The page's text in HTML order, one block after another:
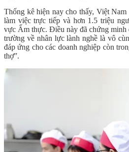
Thống kê hiện nay cho thấy, Việt
làm việc trực tiếp và hơn 1.5 triệu
vực Ẩm thực. Điều này đã chứng minh
trường về nhân lực lành nghề là vô
đáp ứng cho các doanh nghiệp còn
thợ”.